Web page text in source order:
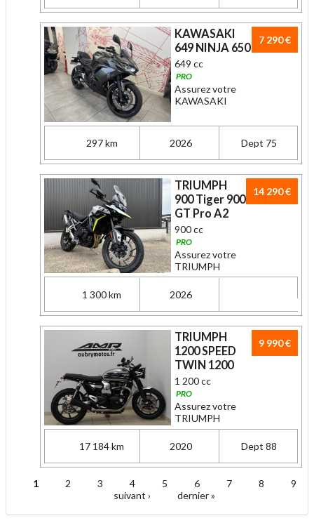
7 290 €
KAWASAKI
649 NINJA 650
649 cc
PRO
Assurez votre
KAWASAKI
297 km 2026 Dept 75
14 290 €
TRIUMPH
900 Tiger 900
GT Pro A2
900 cc
PRO
Assurez votre
TRIUMPH
1 300 km 2026
9 990 €
TRIUMPH
1200 SPEED
TWIN 1200
1 200 cc
PRO
Assurez votre
TRIUMPH
17 184 km 2020 Dept 88
Pages
1 2 3 4 5 6 7 8
9
suivant ›
dernier »